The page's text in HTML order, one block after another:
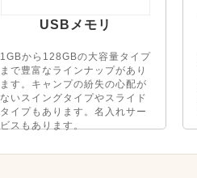
USBメモリ
1GBから128GBの大容量タイプ
まで豊富なラインナップがあり
ます。キャンプの紛失の心配が
ないスイングタイプやスライド
タイプもあります。名入れサー
ビスもあります。